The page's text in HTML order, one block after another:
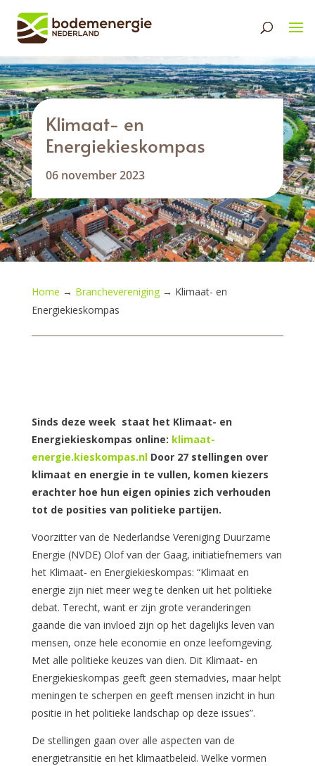
Klimaat- en
Energiekieskompas
06 november 2023
Home → Branchevereniging→ Klimaat- en
Energiekieskompas
Sinds deze week staat het Klimaat- en
Energiekieskompas online: klimaat-
energie.kieskompas.nlDoor 27 stellingen over
klimaat en energie in te vullen, komen kiezers
erachter hoe hun eigen opinies zich verhouden
tot de posities van politieke partijen.
Voorzitter van de Nederlandse Vereniging Duurzame
Energie (NVDE) Olof van der Gaag, initiatiefnemers van
het Klimaat- en Energiekieskompas: “Klimaat en
energie zijn niet meer weg te denken uit het politieke
debat. Terecht, want er zijn grote veranderingen
gaande die van invloed zijn op het dagelijks leven van
mensen, onze hele economie en onze leefomgeving.
Met alle politieke keuzes van dien. Dit Klimaat- en
Energiekieskompas geeft geen stemadvies, maar helpt
meningen te scherpen en geeft mensen inzicht in hun
positie in het politieke landschap op deze issues”.
De stellingen gaan over alle aspecten van de
energietransitie en het klimaatbeleid. Welke vormen